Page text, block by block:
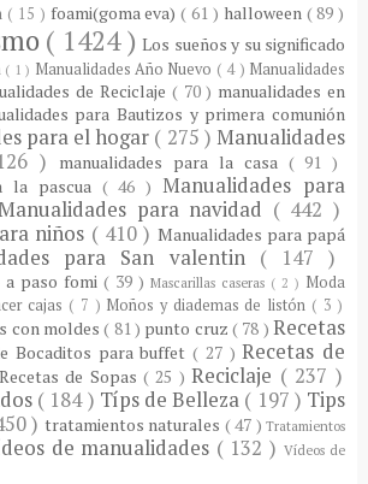
( 15 ) foami(goma eva)( 61 ) halloween ( 89 )
( 1424 )Los sueños y su significado
( 1 ) Manualidades Año Nuevo ( 4 ) Manualidades
de Reciclaje ( 70 ) manualidades en
para Bautizos y primera comunión
para el hogar ( 275 )Manualidades
) manualidades para la casa ( 91 )
la pascua ( 46 )Manualidades para
para navidad ( 442 )
niños ( 410 ) Manualidades para papá
para San valentin ( 147 )
a paso fomi ( 39 )Mascarillas caseras ( 2 ) Moda
cajas ( 7 ) Moños y diademas de listón ( 3 )
con moldes( 81 ) punto cruz( 78 )Recetas
Bocaditos para buffet( 27 )Recetas de
Recetas de Sopas( 25 )Reciclaje ( 237 )
( 184 ) Típs de Belleza ( 197 ) Tips
) tratamientos naturales ( 47 )Tratamientos
de manualidades ( 132 ) Vídeos de